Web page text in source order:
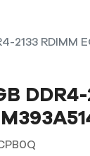
2133 RDIMM
DDR4-